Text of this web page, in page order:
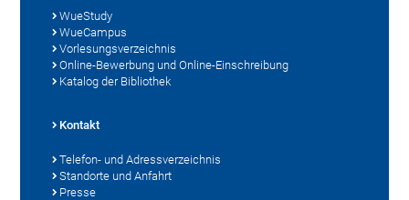
WueStudy
WueCampus
Vorlesungsverzeichnis
Online-Bewerbung und Online-Einschreibung
Katalog der Bibliothek
Kontakt
Telefon- und Adressverzeichnis
Standorte und Anfahrt
Presse